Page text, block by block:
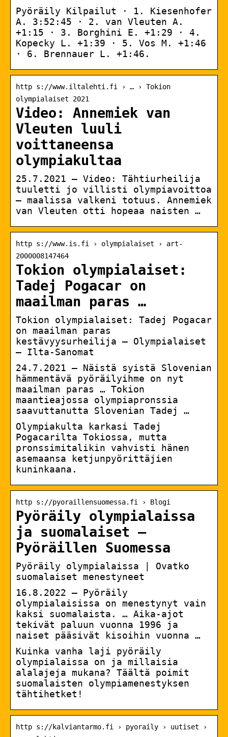
Pyöräily Kilpailut · 1. Kiesenhofer
A. 3:52:45 · 2. van Vleuten A.
+1:15 · 3. Borghini E. +1:29 · 4.
Kopecky L. +1:39 · 5. Vos M. +1:46
· 6. Brennauer L. +1:46.
http s://www.iltalehti.fi › … › Tokion
olympialaiset 2021
Video: Annemiek van
Vleuten luuli
voittaneensa
olympiakultaa
25.7.2021 — Video: Tähtiurheilija
tuuletti jo villisti olympiavoittoa
– maalissa valkeni totuus. Annemiek
van Vleuten otti hopeaa naisten …
http s://www.is.fi › olympialaiset › art-
2000008147464
Tokion olympialaiset:
Tadej Pogacar on
maailman paras …
Tokion olympialaiset: Tadej Pogacar
on maailman paras
kestävyysurheilija – Olympialaiset
– Ilta-Sanomat
24.7.2021 — Näistä syistä Slovenian
hämmentävä pyöräilyihme on nyt
maailman paras … Tokion
maantieajossa olympiapronssia
saavuttanutta Slovenian Tadej …
Olympiakulta karkasi Tadej
Pogacarilta Tokiossa, mutta
pronssimitalikin vahvisti hänen
asemaansa ketjunpyörittäjien
kuninkaana.
http s://pyoraillensuomessa.fi › Blogi
Pyöräily olympialaissa
ja suomalaiset –
Pyöräillen Suomessa
Pyöräily olympialaissa | Ovatko
suomalaiset menestyneet
16.8.2022 — Pyöräily
olympialaisissa on menestynyt vain
kaksi suomalaista. … Aika-ajot
tekivät paluun vuonna 1996 ja
naiset pääsivät kisoihin vuonna …
Kuinka vanha laji pyöräily
olympialaissa on ja millaisia
alalajeja mukana? Täältä poimit
suomalaisten olympiamenestyksen
tähtihetket!
http s://kalviantarmo.fi › pyoraily › uutiset ›